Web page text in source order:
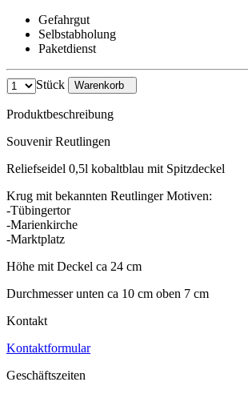
Gefahrgut
Selbstabholung
Paketdienst
Stück Warenkorb
Produktbeschreibung
Souvenir Reutlingen
Reliefseidel 0,5l kobaltblau mit Spitzdeckel
Krug mit bekannten Reutlinger Motiven:
-Tübingertor
-Marienkirche
-Marktplatz
Höhe mit Deckel ca 24 cm
Durchmesser unten ca 10 cm oben 7 cm
Kontakt
Kontaktformular
Geschäftszeiten